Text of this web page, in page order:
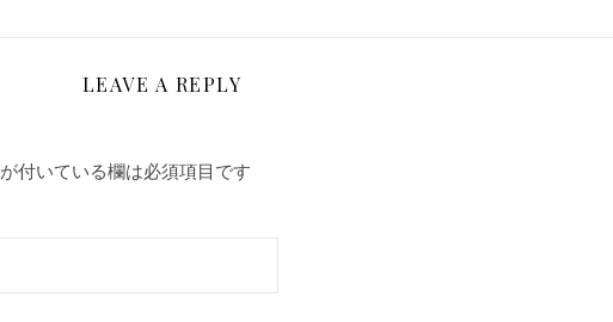
LEAVE A REPLY
が付いている欄は必須項目です